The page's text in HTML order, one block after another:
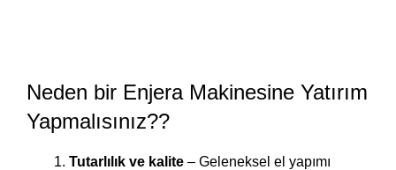
Neden bir Enjera Makinesine Yatırım
Yapmalısınız??
Tutarlılık ve kalite – Geleneksel el yapımı